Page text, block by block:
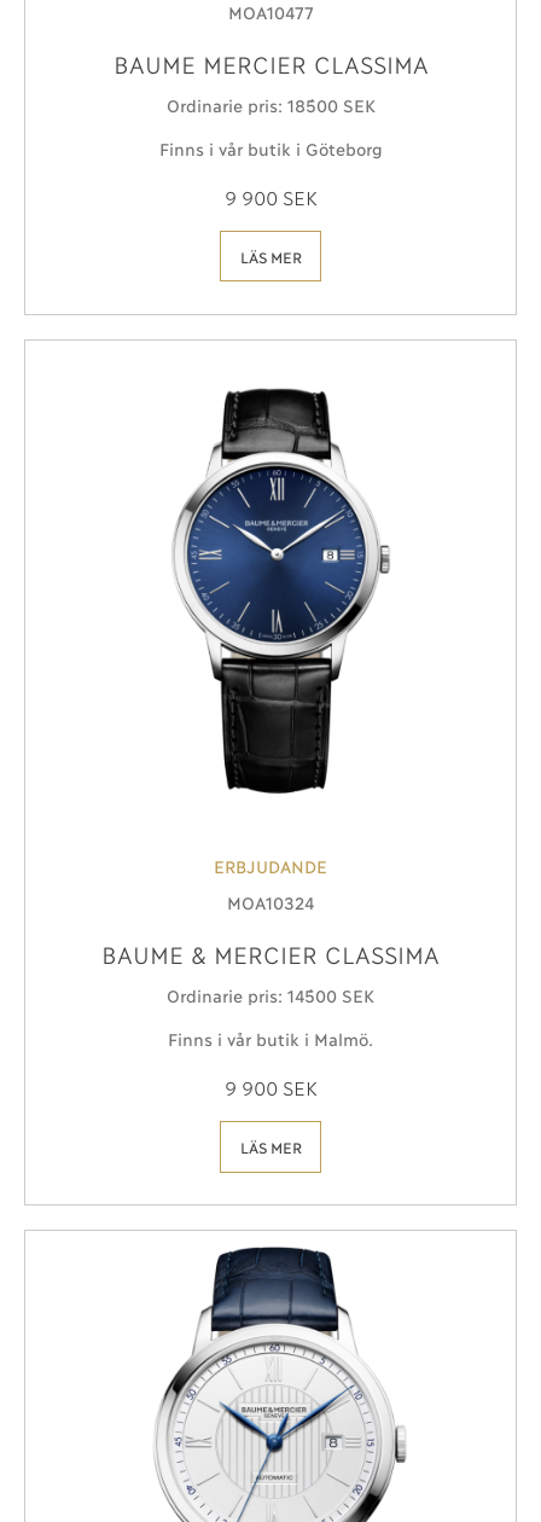
MOA10477
BAUME MERCIER CLASSIMA
Ordinarie pris: 18´500 SEK
Finns i vår butik i Göteborg
9 900 SEK
LÄS MER
ERBJUDANDE
MOA10324
BAUME & MERCIER CLASSIMA
Ordinarie pris: 14´500 SEK
Finns i vår butik i Malmö.
9 900 SEK
LÄS MER